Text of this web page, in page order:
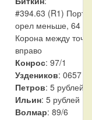
#394.63 (R1)
орел меньше, 64
Корона между
вправо
Конрос: 97/1
Уздеников: 0657
Петров: 5 рублей
Ильин: 5 рублей
Волмар: 89/6